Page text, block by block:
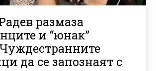
размаза
и “юнак”
да се запознаят с